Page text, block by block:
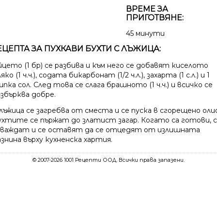
ВРЕМЕ ЗА
ПРИГОТВЯНЕ:
45 минути
ЗА ПУХКАВИ БУХТИ С ЛЪЖИЦА:
(1 бр) се разбива и към него се добавят киселото
(1 ч.ч.), содата бикарбонат (1/2 ч.л.), захарта (1 с.л.) и 1
сол. След това се слага брашното (1 ч.ч.) и всичко се
добре.
се загребва от сместа и се пуска в сгорещено
се пържат до златист загар. Когато са готови,
и се оставят да се отцедят от излишната
върху кухненска хартия.
© 2007-2026 1001 Рецепти ООД. Всички права запазени.